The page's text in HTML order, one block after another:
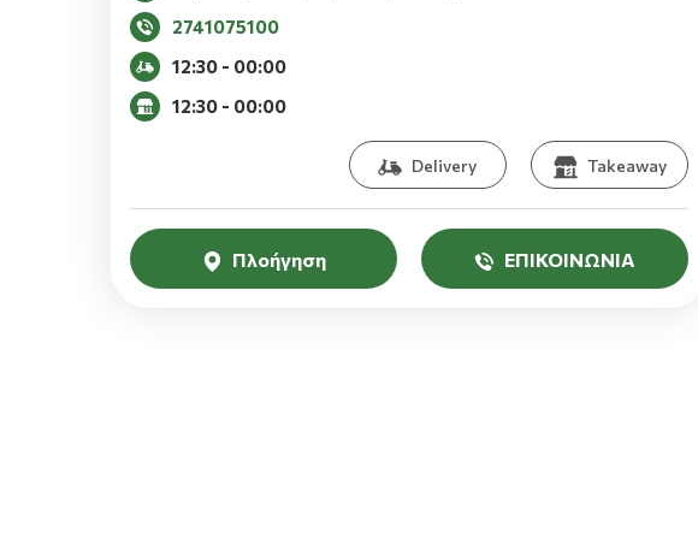
2741075100
12:30 - 00:00
12:30 - 00:00
Delivery Takeaway
Πλοήγηση ΕΠΙΚΟΙΝΩΝΙΑ